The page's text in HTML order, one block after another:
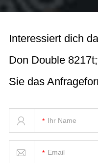
Interessiert dich
Don Double
Sie das